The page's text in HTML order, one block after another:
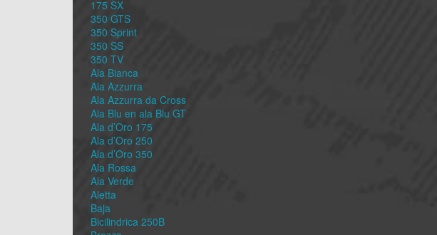
175 SX
350 GTS
350 Sprint
350 SS
350 TV
Ala Bianca
Ala Azzurra
Ala Azzurra da Cross
Ala Blu en ala Blu GT
Ala d’Oro 175
Ala d’Oro 250
Ala d’Oro 350
Ala Rossa
Ala Verde
Aletta
Baja
Bicilindrica 250B